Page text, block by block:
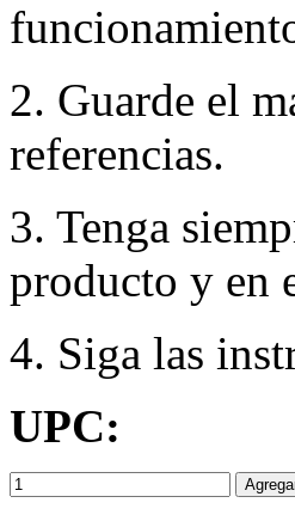
2. Guarde el
referencias.
3. Tenga
producto y en
4. Siga las
UPC: